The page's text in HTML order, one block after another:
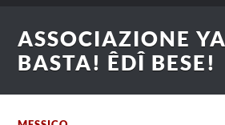
ASSOCIAZIONE YA
BASTA! ÊDÎ BESE!